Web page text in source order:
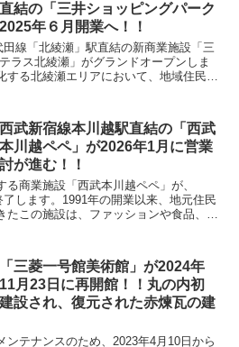
直結の「三井ショッピングパーク
年６月開業へ！！
線「北綾瀬」駅直結の新商業施設「三
ラス北綾瀬」がグランドオープンしま
する北綾瀬エリアにおいて、地域住民の
西武新宿線本川越駅直結の「西武
本川越ペペ」が2026年1月に営業
が進む！！
商業施設「西武本川越ペペ」が、
します。1991年の開業以来、地元住民
たこの施設は、ファッションや食品、日
「三菱一号館美術館」が2024年
11月23日に再開館！！丸の内初
設され、復元された赤煉瓦の建
ンテナンスのため、2023年4月10日から